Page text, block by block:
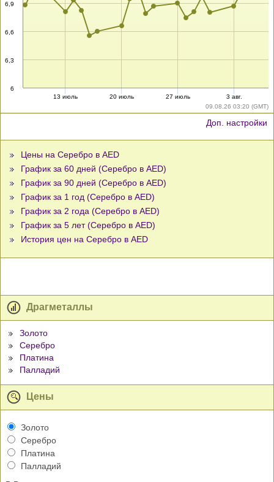
09.08.26 03:20 (GMT)
6
6,3
6,6
6,9
13 июль 20 июль 27 июль 3 авг.
Доп. настройки
Цены на Серебро в AED
График за 60 дней (Серебро в AED)
График за 90 дней (Серебро в AED)
График за 1 год (Серебро в AED)
График за 2 года (Серебро в AED)
График за 5 лет (Серебро в AED)
История цен на Серебро в AED
Драгметаллы
Золото
Серебро
Платина
Палладий
Цены
Золото
Серебро
Платина
Палладий